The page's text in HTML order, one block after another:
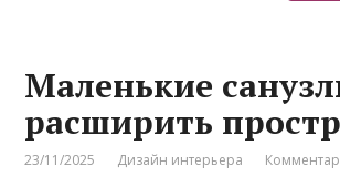
Маленькие
расширить
23/11/2025 Дизайн интерьера